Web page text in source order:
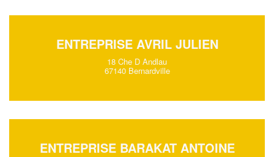
ENTREPRISE AVRIL JULIEN
18 Che D Andlau
67140 Bernardville
ENTREPRISE BARAKAT ANTOINE